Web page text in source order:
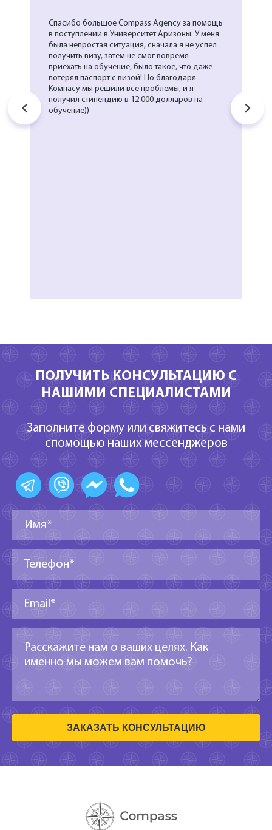
Спасибо большое Compass Agency за помощь
в поступлении в Университет Аризоны. У меня
была непростая ситуация, сначала я не успел
получить визу, затем не смог вовремя
приехать на обучение, было такое, что даже
потерял паспорт с визой! Но благодаря
Компасу мы решили все проблемы, и я
получил стипендию в 12 000 долларов на
обучение))
ПОЛУЧИТЬ КОНСУЛЬТАЦИЮ С
НАШИМИ СПЕЦИАЛИСТАМИ
Заполните форму или свяжитесь с нами
спомощью наших мессенджеров
ЗАКАЗАТЬ КОНСУЛЬТАЦИЮ